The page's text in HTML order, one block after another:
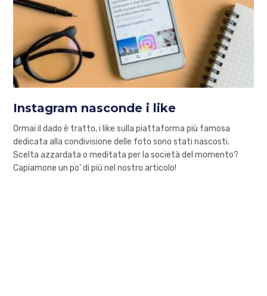
Instagram nasconde i like
Ormai il dado è tratto, i like sulla piattaforma più famosa
dedicata alla condivisione delle foto sono stati nascosti.
Scelta azzardata o meditata per la società del momento?
Capiamone un po’ di più nel nostro articolo!